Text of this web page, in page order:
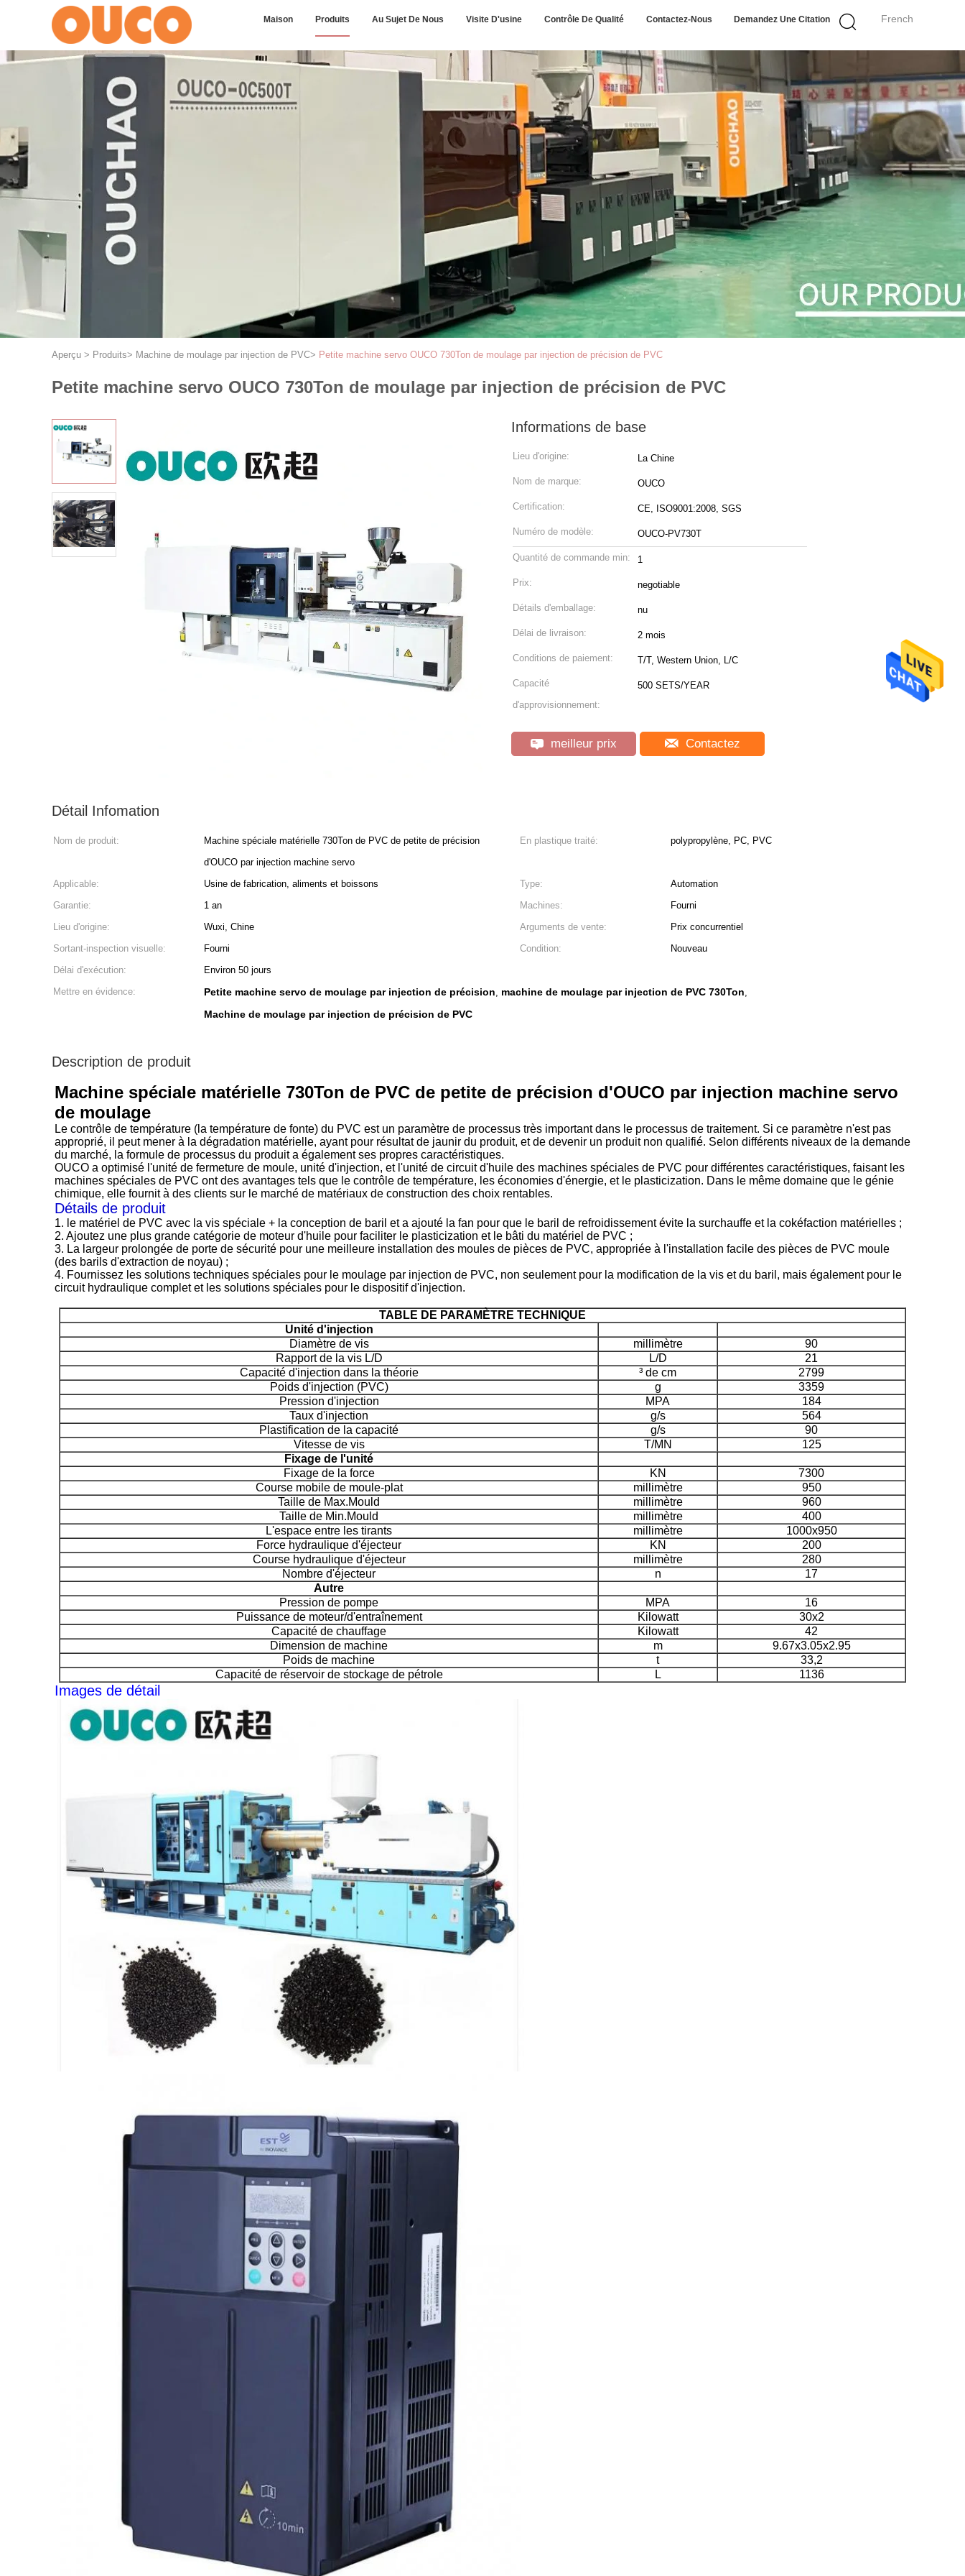
French
Maison Produits Au Sujet De Nous Visite D'usine Contrôle De Qualité Contactez-Nous Demandez Une Citation
Aperçu > Produits> Machine de moulage par injection de PVC> Petite machine servo OUCO 730Ton de moulage par injection de précision de PVC
Petite machine servo OUCO 730Ton de moulage par injection de précision de PVC
Informations de base
Lieu d'origine: La Chine
Nom de marque: OUCO
Certification: CE, ISO9001:2008, SGS
Numéro de modèle: OUCO-PV730T
Quantité de commande min: 1
Prix: negotiable
Détails d'emballage: nu
Délai de livraison: 2 mois
Conditions de paiement: T/T, Western Union, L/C
Capacité
d'approvisionnement:
500 SETS/YEAR
meilleur prix Contactez
Détail Infomation
Nom de produit:
Machine spéciale matérielle 730Ton de PVC de petite de précision
d'OUCO par injection machine servo
En plastique traité: polypropylène, PC, PVC
Applicable: Usine de fabrication, aliments et boissons Type:
Automation
Garantie:
1 an Machines:
Fourni
Lieu d'origine:
Wuxi, Chine Arguments de vente:
Prix concurrentiel
Sortant-inspection visuelle:
Fourni Condition:
Nouveau
Délai d'exécution:
Environ 50 jours
Mettre en évidence:
Petite machine servo de moulage par injection de précision, machine de moulage par injection de PVC 730Ton,
Machine de moulage par injection de précision de PVC
Description de produit
Machine spéciale matérielle 730Ton de PVC de petite de précision d'OUCO par injection machine servo
de moulage
Le contrôle de température (la température de fonte) du PVC est un paramètre de processus très important dans le processus de traitement. Si ce paramètre n'est pas
approprié, il peut mener à la dégradation matérielle, ayant pour résultat de jaunir du produit, et de devenir un produit non qualifié. Selon différents niveaux de la demande
du marché, la formule de processus du produit a également ses propres caractéristiques.
OUCO a optimisé l'unité de fermeture de moule, unité d'injection, et l'unité de circuit d'huile des machines spéciales de PVC pour différentes caractéristiques, faisant les
machines spéciales de PVC ont des avantages tels que le contrôle de température, les économies d'énergie, et le plasticization. Dans le même domaine que le génie
chimique, elle fournit à des clients sur le marché de matériaux de construction des choix rentables.
Détails de produit
1. le matériel de PVC avec la vis spéciale + la conception de baril et a ajouté la fan pour que le baril de refroidissement évite la surchauffe et la cokéfaction matérielles ;
2. Ajoutez une plus grande catégorie de moteur d'huile pour faciliter le plasticization et le bâti du matériel de PVC ;
3. La largeur prolongée de porte de sécurité pour une meilleure installation des moules de pièces de PVC, appropriée à l'installation facile des pièces de PVC moule
(des barils d'extraction de noyau) ;
4. Fournissez les solutions techniques spéciales pour le moulage par injection de PVC, non seulement pour la modification de la vis et du baril, mais également pour le
circuit hydraulique complet et les solutions spéciales pour le dispositif d'injection.
TABLE DE PARAMÈTRE TECHNIQUE
Unité d'injection
Diamètre de vis
millimètre
90
Rapport de la vis L/D
L/D
21
Capacité d'injection dans la théorie
³ de cm
2799
Poids d'injection (PVC)
g
3359
Pression d'injection
MPA
184
Taux d'injection
g/s
564
Plastification de la capacité
g/s
90
Vitesse de vis
T/MN
125
Fixage de l'unité
Fixage de la force
KN
7300
Course mobile de moule-plat
millimètre
950
Taille de Max.Mould
millimètre
960
Taille de Min.Mould
millimètre
400
L'espace entre les tirants
millimètre
1000x950
Force hydraulique d'éjecteur
KN
200
Course hydraulique d'éjecteur
millimètre
280
Nombre d'éjecteur
n
17
Autre
Pression de pompe
MPA
16
Puissance de moteur/d'entraînement
Kilowatt
30x2
Capacité de chauffage
Kilowatt
42
Dimension de machine
m
9.67x3.05x2.95
Poids de machine
t
33,2
Capacité de réservoir de stockage de pétrole
L 1136
Images de détail